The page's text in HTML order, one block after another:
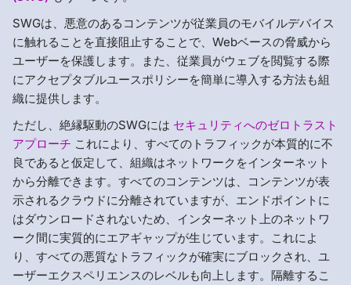
SWGは、悪意のあるコンテンツが従業員のモバイルデバイス
に触れることを直接阻止することで、Webベースの脅威から
ユーザーを保護します。また、従業員がウェブを閲覧する際
にアクセプタブルユースポリシーを簡単に導入する方法も組
織に提供します。
ただし、絶縁駆動のSWGには セキュリティへのゼロトラスト
アプローチ これにより、すべてのトラフィックが本質的に不
良であると仮定して、組織はネットワークをインターネット
から分離できます。すべてのコンテンツは、コンテンツが表
示されるクラウドに分離されていますが、エンドポイントに
はダウンロードされないため、インターネット上のネットワ
ーク間に実質的にエアギャップが生じています。これによ
り、すべての悪質なトラフィックが確実にブロックされ、ユ
ーザーエクスペリエンスのレベルも向上します。隔離するこ